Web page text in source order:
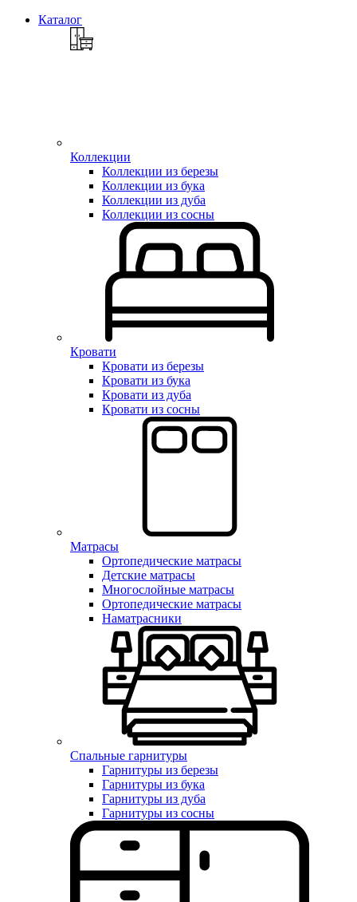
Каталог
Коллекции
Коллекции из березы
Коллекции из бука
Коллекции из дуба
Коллекции из сосны
Кровати
Кровати из березы
Кровати из бука
Кровати из дуба
Кровати из сосны
Матрасы
Ортопедические матрасы
Детские матрасы
Многослойные матрасы
Ортопедические матрасы
Наматрасники
Спальные гарнитуры
Гарнитуры из березы
Гарнитуры из бука
Гарнитуры из дуба
Гарнитуры из сосны